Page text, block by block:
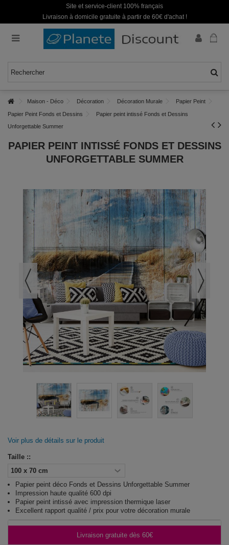
Site et service-client 100% français
Livraison à domicile gratuite à partir de 60€ d'achat !
Maison - Déco Décoration Décoration Murale Papier Peint
Papier Peint Fonds et Dessins
Papier peint intissé Fonds et Dessins
Unforgettable Summer
PAPIER PEINT INTISSÉ FONDS ET DESSINS
UNFORGETTABLE SUMMER
Voir plus de détails sur le produit
Taille ::
Papier peint déco Fonds et Dessins Unforgettable Summer
Impression haute qualité 600 dpi
Papier peint intissé avec impression thermique laser
Excellent rapport qualité / prix pour votre décoration murale
Livraison gratuite dès 60€